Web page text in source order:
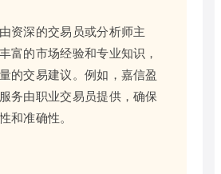
资深的交易员或分析师主
富的市场经验和专业知识，
的交易建议。例如，嘉信盈
务由职业交易员提供，确保
和准确性。